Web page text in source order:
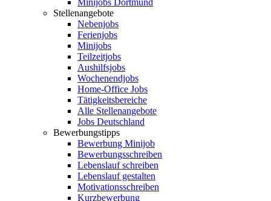
Minijobs Dortmund
Stellenangebote
Nebenjobs
Ferienjobs
Minijobs
Teilzeitjobs
Aushilfsjobs
Wochenendjobs
Home-Office Jobs
Tätigkeitsbereiche
Alle Stellenangebote
Jobs Deutschland
Bewerbungstipps
Bewerbung Minijob
Bewerbungsschreiben
Lebenslauf schreiben
Lebenslauf gestalten
Motivationsschreiben
Kurzbewerbung